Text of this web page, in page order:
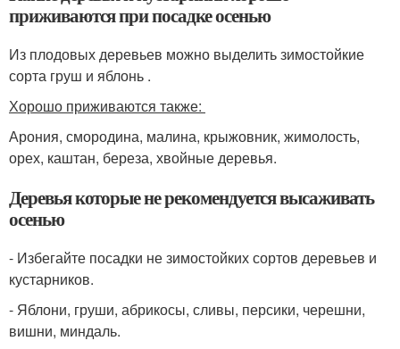
приживаются при посадке осенью
Из плодовых деревьев можно выделить зимостойкие
сорта груш и яблонь .
Хорошо приживаются также:
Арония, смородина, малина, крыжовник, жимолость,
орех, каштан, береза, хвойные деревья.
Деревья которые не рекомендуется высаживать
осенью
- Избегайте посадки не зимостойких сортов деревьев и
кустарников.
- Яблони, груши, абрикосы, сливы, персики, черешни,
вишни, миндаль.